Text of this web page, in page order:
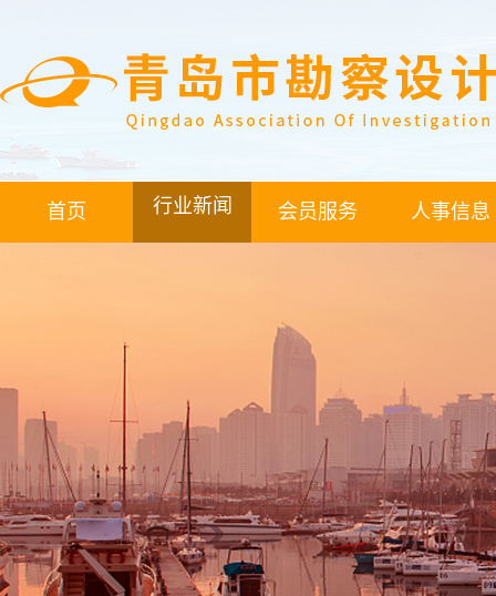
首页 行业新闻 会员服务 人事信息